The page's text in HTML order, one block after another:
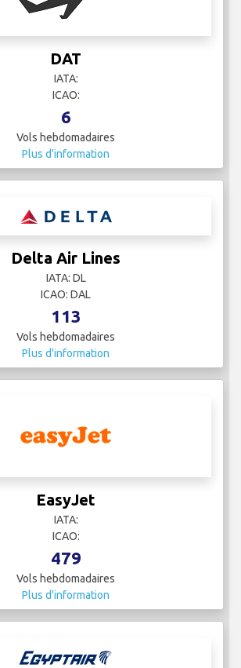
DAT
IATA:
ICAO:
6
Vols hebdomadaires
Plus d'information
Delta Air Lines
IATA: DL
ICAO: DAL
113
Vols hebdomadaires
Plus d'information
EasyJet
IATA:
ICAO:
479
Vols hebdomadaires
Plus d'information